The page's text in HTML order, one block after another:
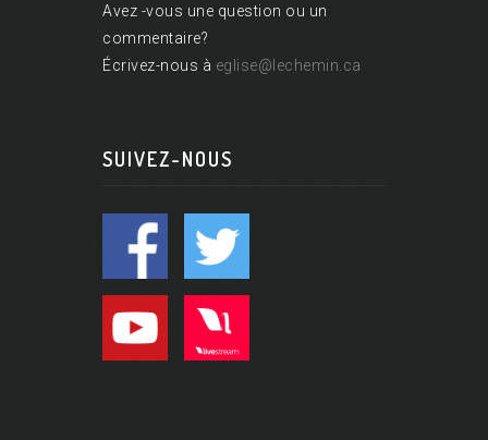
Avez -vous une question ou un
commentaire?
Écrivez-nous à eglise@lechemin.ca
SUIVEZ-NOUS